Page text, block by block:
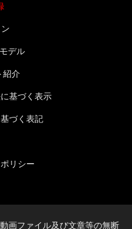
デル
紹介
基づく表示
づく表記
リシー
画ファイル及び文章等の無断